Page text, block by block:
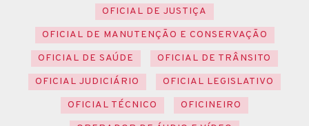
OFICIAL DE JUSTIÇA
OFICIAL DE MANUTENÇÃO E CONSERVAÇÃO
OFICIAL DE SAÚDE
OFICIAL DE TRÂNSITO
OFICIAL JUDICIÁRIO
OFICIAL LEGISLATIVO
OFICIAL TÉCNICO
OFICINEIRO